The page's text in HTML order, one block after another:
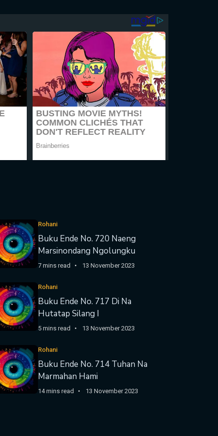
Rohani
Buku Ende No. 720 Naeng
Marsinondang Ngolungku
7 mins read 13 November 2023
Rohani
Buku Ende No. 717 Di Na
Hutatap Silang I
5 mins read 13 November 2023
Rohani
Buku Ende No. 714 Tuhan Na
Marmahan Hami
14 mins read 13 November 2023